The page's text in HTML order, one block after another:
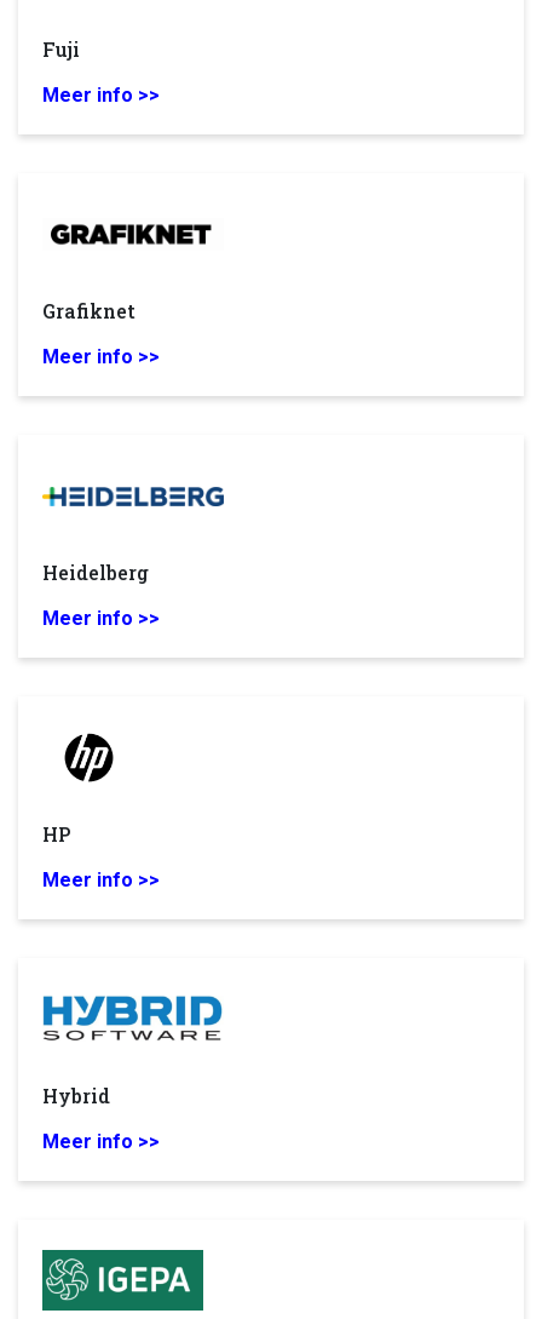
Fuji
Meer info >>
Grafiknet
Meer info >>
Heidelberg
Meer info >>
HP
Meer info >>
Hybrid
Meer info >>